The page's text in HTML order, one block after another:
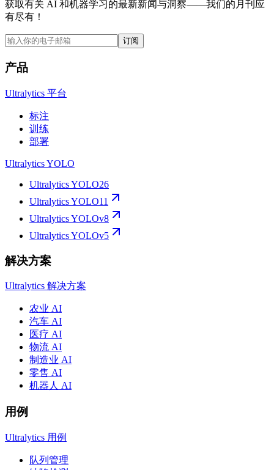
获取有关 AI 和机器学习的最新新闻与洞察——我们的月刊应
有尽有！
订阅
产品
Ultralytics 平台
标注
训练
部署
Ultralytics YOLO
Ultralytics YOLO26
Ultralytics YOLO11
Ultralytics YOLOv8
Ultralytics YOLOv5
解决方案
Ultralytics 解决方案
农业 AI
汽车 AI
医疗 AI
物流 AI
制造业 AI
零售 AI
机器人 AI
用例
Ultralytics 用例
队列管理